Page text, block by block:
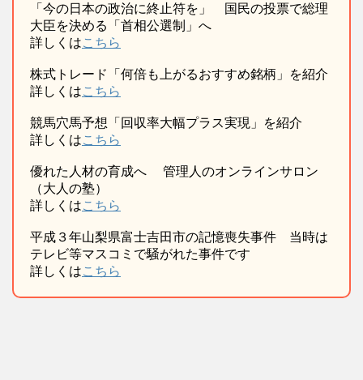
「今の日本の政治に終止符を」 国民の投票で総理
大臣を決める「首相公選制」へ
詳しくはこちら
株式トレード「何倍も上がるおすすめ銘柄」を紹介
詳しくはこちら
競馬穴馬予想「回収率大幅プラス実現」を紹介
詳しくはこちら
優れた人材の育成へ 管理人のオンラインサロン
（大人の塾）
詳しくはこちら
平成３年山梨県富士吉田市の記憶喪失事件 当時は
テレビ等マスコミで騒がれた事件です
詳しくはこちら